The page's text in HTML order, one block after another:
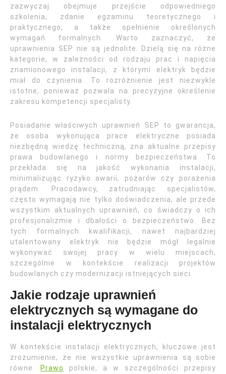
zazwyczaj obejmuje przejście odpowiedniego
szkolenia, zdanie egzaminu teoretycznego i
praktycznego, a także spełnienie określonych
wymagań formalnych. Warto zaznaczyć, że
uprawnienia SEP nie są jednolite. Dzielą się na różne
kategorie, w zależności od rodzaju prac i napięcia
znamionowego instalacji, z którymi elektryk będzie
miał do czynienia. To rozróżnienie jest niezwykle
istotne, ponieważ pozwala na precyzyjne określenie
zakresu kompetencji specjalisty.
Posiadanie właściwych uprawnień SEP to gwarancja,
że osoba wykonująca prace elektryczne posiada
niezbędną wiedzę techniczną, zna aktualne przepisy
prawa budowlanego i normy bezpieczeństwa. To
przekłada się na jakość wykonania instalacji,
minimalizując ryzyko awarii, pożarów czy porażenia
prądem. Pracodawcy, zatrudniając specjalistów,
często wymagają nie tylko doświadczenia, ale przede
wszystkim aktualnych uprawnień, co świadczy o ich
profesjonalizmie i dbałości o bezpieczeństwo. Bez
tych formalnych kwalifikacji, nawet najbardziej
utalentowany elektryk nie będzie mógł legalnie
wykonywać swojej pracy w wielu miejscach,
szczególnie w kontekście realizacji projektów
budowlanych czy modernizacji istniejących sieci.
Jakie rodzaje uprawnień
elektrycznych są wymagane do
instalacji elektrycznych
W kontekście instalacji elektrycznych, kluczowe jest
zrozumienie, że nie wszystkie uprawnienia są sobie
równe.
Prawo
polskie, a w szczególności przepisy